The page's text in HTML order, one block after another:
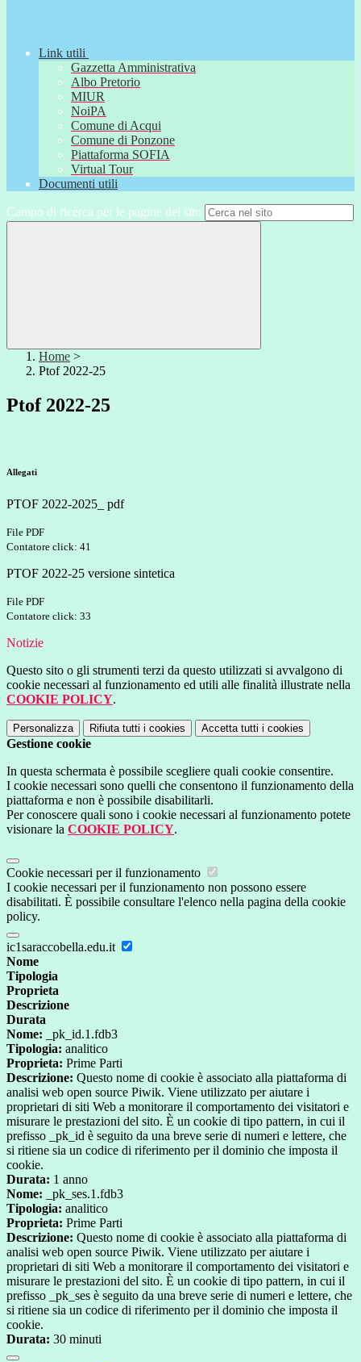
Link utili
Gazzetta Amministrativa
Albo Pretorio
MIUR
NoiPA
Comune di Acqui
Comune di Ponzone
Piattaforma SOFIA
Virtual Tour
Documenti utili
Campo di ricerca per le pagine del sito
Home >
Ptof 2022-25
Ptof 2022-25
Allegati
PTOF 2022-2025_ pdf
File PDF
Contatore click: 41
PTOF 2022-25 versione sintetica
File PDF
Contatore click: 33
Notizie
Questo sito o gli strumenti terzi da questo utilizzati si avvalgono di
cookie necessari al funzionamento ed utili alle finalità illustrate nella
COOKIE POLICY.
Personalizza Rifiuta tutti i cookies Accetta tutti i cookies
Gestione cookie
In questa schermata è possibile scegliere quali cookie consentire.
I cookie necessari sono quelli che consentono il funzionamento della
piattaforma e non è possibile disabilitarli.
Per conoscere quali sono i cookie necessari al funzionamento potete
visionare la COOKIE POLICY.
Cookie necessari per il funzionamento
I cookie necessari per il funzionamento non possono essere
disabilitati. È possibile consultare l'elenco nella pagina della cookie
policy.
ic1saraccobella.edu.it
Nome
Tipologia
Proprieta
Descrizione
Durata
Nome: _pk_id.1.fdb3
Tipologia: analitico
Proprieta: Prime Parti
Descrizione: Questo nome di cookie è associato alla piattaforma di
analisi web open source Piwik. Viene utilizzato per aiutare i
proprietari di siti Web a monitorare il comportamento dei visitatori e
misurare le prestazioni del sito. È un cookie di tipo pattern, in cui il
prefisso _pk_id è seguito da una breve serie di numeri e lettere, che
si ritiene sia un codice di riferimento per il dominio che imposta il
cookie.
Durata: 1 anno
Nome: _pk_ses.1.fdb3
Tipologia: analitico
Proprieta: Prime Parti
Descrizione: Questo nome di cookie è associato alla piattaforma di
analisi web open source Piwik. Viene utilizzato per aiutare i
proprietari di siti Web a monitorare il comportamento dei visitatori e
misurare le prestazioni del sito. È un cookie di tipo pattern, in cui il
prefisso _pk_ses è seguito da una breve serie di numeri e lettere, che
si ritiene sia un codice di riferimento per il dominio che imposta il
cookie.
Durata: 30 minuti